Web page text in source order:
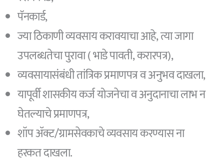
पॅनकार्ड,
ज्या ठिकाणी व्यवसाय करावयाचा आहे, त्या जागा
उपलब्धतेचा पुरावा ( भाडे पावती, करारपत्र),
व्यवसायासंबंधी तांत्रिक प्रमाणपत्र व अनुभव दाखला,
यापूर्वी शासकीय कर्ज योजनेचा व अनुदानाचा लाभ न
घेतल्याचे प्रमाणपत्र,
शॉप ॲक्ट/ग्रामसेवकाचे व्यवसाय करण्यास ना
हरकत दाखला.